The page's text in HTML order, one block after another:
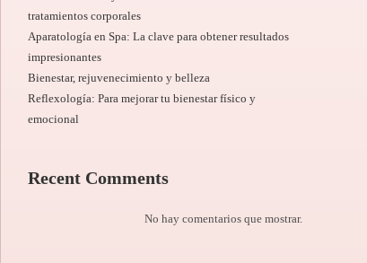
tratamientos corporales
Aparatología en Spa: La clave para obtener resultados
impresionantes
Bienestar, rejuvenecimiento y belleza
Reflexología: Para mejorar tu bienestar físico y
emocional
Recent Comments
No hay comentarios que mostrar.